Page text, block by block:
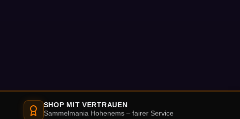
SHOP MIT VERTRAUEN
Sammelmania Hohenems – fairer Service